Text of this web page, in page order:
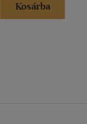
Kosárba